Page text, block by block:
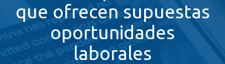
que ofrecen supuestas
oportunidades
laborales